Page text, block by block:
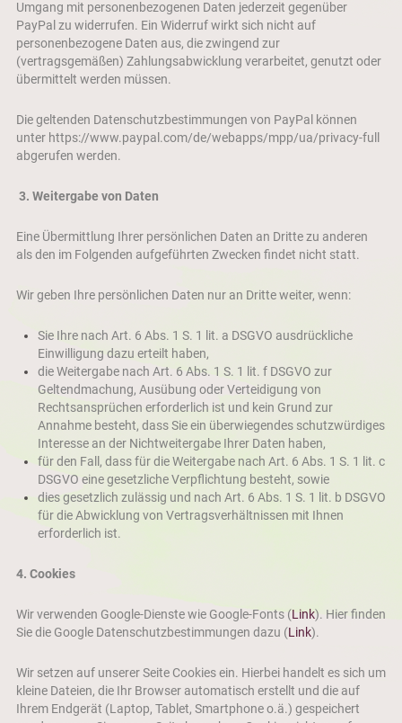
Umgang mit personenbezogenen Daten jederzeit gegenüber
PayPal zu widerrufen. Ein Widerruf wirkt sich nicht auf
personenbezogene Daten aus, die zwingend zur
(vertragsgemäßen) Zahlungsabwicklung verarbeitet, genutzt oder
übermittelt werden müssen.
Die geltenden Datenschutzbestimmungen von PayPal können
unter https://www.paypal.com/de/webapps/mpp/ua/privacy-full
abgerufen werden.
3. Weitergabe von Daten
Eine Übermittlung Ihrer persönlichen Daten an Dritte zu anderen
als den im Folgenden aufgeführten Zwecken findet nicht statt.
Wir geben Ihre persönlichen Daten nur an Dritte weiter, wenn:
Sie Ihre nach Art. 6 Abs. 1 S. 1 lit. a DSGVO ausdrückliche
Einwilligung dazu erteilt haben,
die Weitergabe nach Art. 6 Abs. 1 S. 1 lit. f DSGVO zur
Geltendmachung, Ausübung oder Verteidigung von
Rechtsansprüchen erforderlich ist und kein Grund zur
Annahme besteht, dass Sie ein überwiegendes schutzwürdiges
Interesse an der Nichtweitergabe Ihrer Daten haben,
für den Fall, dass für die Weitergabe nach Art. 6 Abs. 1 S. 1 lit. c
DSGVO eine gesetzliche Verpflichtung besteht, sowie
dies gesetzlich zulässig und nach Art. 6 Abs. 1 S. 1 lit. b DSGVO
für die Abwicklung von Vertragsverhältnissen mit Ihnen
erforderlich ist.
4. Cookies
Wir verwenden Google-Dienste wie Google-Fonts (Link). Hier finden
Sie die Google Datenschutzbestimmungen dazu (Link).
Wir setzen auf unserer Seite Cookies ein. Hierbei handelt es sich um
kleine Dateien, die Ihr Browser automatisch erstellt und die auf
Ihrem Endgerät (Laptop, Tablet, Smartphone o.ä.) gespeichert